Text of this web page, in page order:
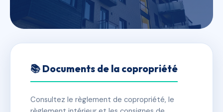
115/117 rue SYLVABELLE
✓ Immatriculée 🏠 9 lots 🏗 2 bâtiment(s)
📚 Documents de la copropriété
Consultez le règlement de copropriété, le